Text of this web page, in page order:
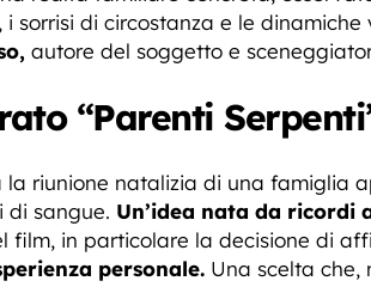
di circostanza e le
autore del soggetto e
“Parenti
la riunione natalizia di una famiglia
di sangue. Un’idea nata da ricordi
film, in particolare la decisione di
personale. Una scelta che,